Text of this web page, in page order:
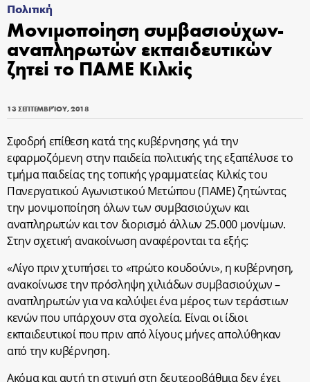
Πολιτική
Μονιμοποίηση συμβασιούχων-
αναπληρωτών εκπαιδευτικών
ζητεί το ΠΑΜΕ Κιλκίς
13 ΣΕΠΤΕΜΒΡΊΟΥ, 2018
Σφοδρή επίθεση κατά της κυβέρνησης γιά την
εφαρμοζόμενη στην παιδεία πολιτικής της εξαπέλυσε το
τμήμα παιδείας της τοπικής γραμματείας Κιλκίς του
Πανεργατικού Αγωνιστικού Μετώπου (ΠΑΜΕ) ζητώντας
την μονιμοποίηση όλων των συμβασιούχων και
αναπληρωτών και τον διορισμό άλλων 25.000 μονίμων.
Στην σχετική ανακοίνωση αναφέρονται τα εξής:
«Λίγο πριν χτυπήσει το «πρώτο κουδούνι», η κυβέρνηση,
ανακοίνωσε την πρόσληψη χιλιάδων συμβασιούχων –
αναπληρωτών για να καλύψει ένα μέρος των τεράστιων
κενών που υπάρχουν στα σχολεία. Είναι οι ίδιοι
εκπαιδευτικοί που πριν από λίγους μήνες απολύθηκαν
από την κυβέρνηση.
Ακόμα και αυτή τη στιγμή στη δευτεροβάθμια δεν έχει